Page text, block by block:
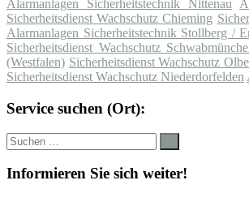
Alarmanlagen Sicherheitstechnik Nittenau
Sicherheitsdienst Wachschutz Chieming
Alarmanlagen Sicherheitstechnik Stollberg /
Sicherheitsdienst Wachschutz
(Westfalen) Sicherheitsdienst Wachschutz
Sicherheitsdienst Wachschutz Niederdorfelden
Service suchen (Ort):
Suche
nach:
Informieren Sie sich weiter!